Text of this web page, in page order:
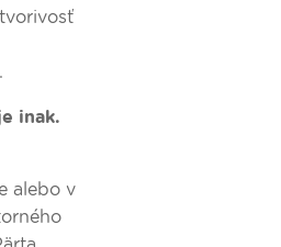
inak.
alebo v